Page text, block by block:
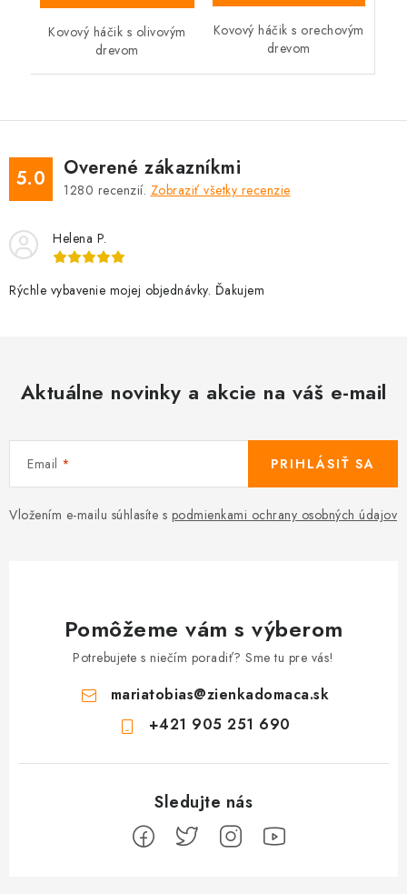
Kovový háčik s olivovým
drevom
Kovový háčik s orechovým
drevom
5.0 Overené zákazníkmi
1280 recenzií. Zobraziť všetky recenzie
Helena P.
Rýchle vybavenie mojej objednávky. Ďakujem
Aktuálne novinky a akcie na váš e-mail
Email
Vložením e-mailu súhlasíte s podmienkami ochrany osobných údajov
PRIHLÁSIŤ SA
Pomôžeme vám s výberom
Potrebujete s niečím poradiť? Sme tu pre vás!
mariatobias@zienkadomaca.sk
+421 905 251 690